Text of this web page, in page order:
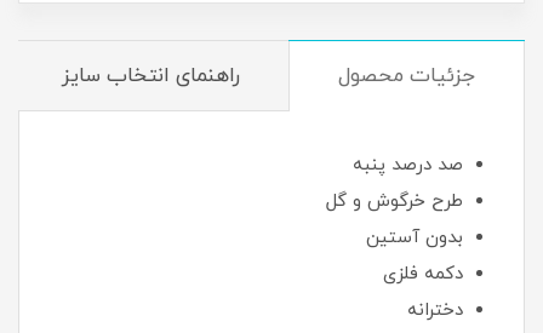
جزئیات محصول راهنمای انتخاب سایز
صد درصد پنبه
طرح خرگوش و گل
بدون آستین
دکمه فلزی
دخترانه